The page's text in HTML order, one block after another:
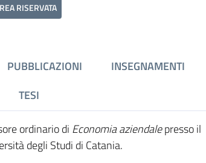
RISERVATA
PUBBLICAZIONI
INSEGNAMENTI
TESI
ordinario di Economia aziendalepresso il
degli Studi di Catania.